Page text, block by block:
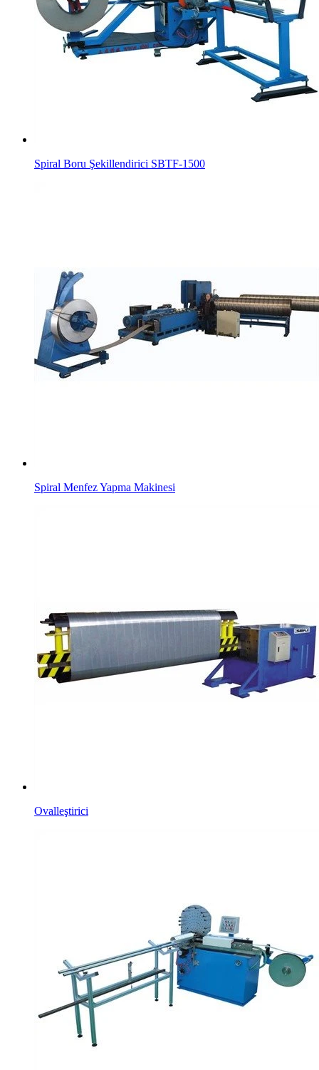
Spiral Boru Şekillendirici SBTF-1500
Spiral Menfez Yapma Makinesi
Ovalleştirici